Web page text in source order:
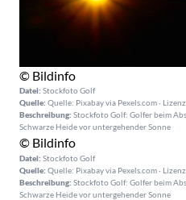
© Bildinfo
Datei: Stockfoto Golf
Quelle: Quelle: Pixabay via Pexels.com ·
Beschreibung: Stockfoto Golf: Golfer beim
Schwarze Heide vor untergehender Sonne
© Bildinfo
Datei: Stockfoto Golf
Quelle: Quelle: Pixabay via Pexels.com ·
Beschreibung: Stockfoto Golf: Golfer beim
Schwarze Heide vor untergehender Sonne